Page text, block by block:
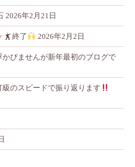
2026年2月21日
終了 2026年2月2日
かびませんが新年最初のブログで
級のスピードで振り返ります